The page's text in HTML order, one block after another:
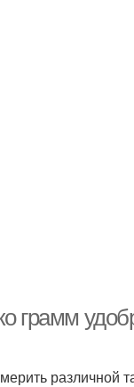
грамм
различной